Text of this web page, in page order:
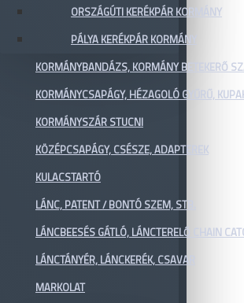
ORSZÁGÚTI KERÉKPÁR KORMÁNY
PÁLYA KERÉKPÁR KORMÁNY
KORMÁNYBANDÁZS, KORMÁNY BETEKERŐ
KORMÁNYCSAPÁGY, HÉZAGOLÓ GYŰRŰ,
KORMÁNYSZÁR STUCNI
KÖZÉPCSAPÁGY, CSÉSZE, ADAPTEREK
KULACSTARTÓ
LÁNC, PATENT / BONTÓ SZEM, STB.
LÁNCBEESÉS GÁTLÓ, LÁNCTERELŐ CHAIN
LÁNCTÁNYÉR, LÁNCKERÉK, CSAVAR
MARKOLAT